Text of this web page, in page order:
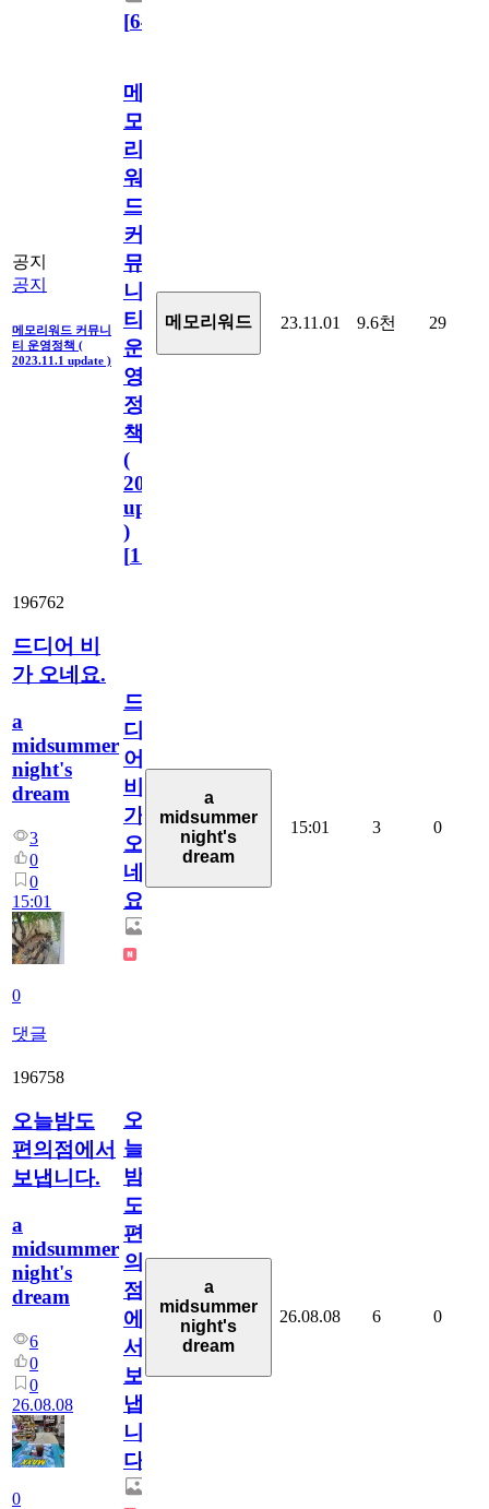
[64
공지
공지
메모리워드 커뮤니
티 운영정책 (
2023.11.1 update )
메
모
리
워
드
커
뮤
니
티
운
영
정
책
(
2023.11.1
update
)
[110
메모리워드 23.11.01 9.6천 29
196762
드디어 비
가 오네요.
a
midsummer
night's
dream
3
0
0
15:01
0
댓글
드
디
어
비
가
오
네
요.
a
midsummer
night's
dream
15:01 3 0
196758
오늘밤도
편의점에서
보냅니다.
a
midsummer
night's
dream
6
0
0
26.08.08
0
오
늘
밤
도
편
의
점
에
서
보
냅
니
다.
a
midsummer
night's
dream
26.08.08 6 0